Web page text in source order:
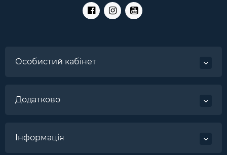
Особистий кабінет
Додатково
Інформація